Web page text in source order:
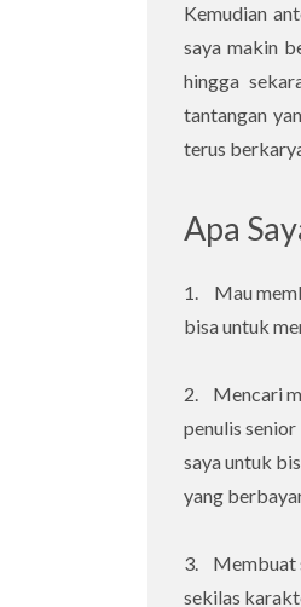
Kemudian
saya makin
hingga
tantangan
terus
Apa
1. Mau
bisa untuk
2. Mencari
penulis
saya untuk
yang
3. Membuat
sekilas